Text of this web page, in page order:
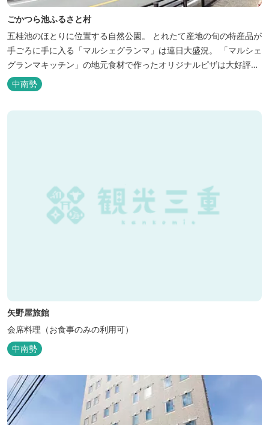
ごかつら池ふるさと村
五桂池のほとりに位置する自然公園。 とれたて産地の旬の特産品が
手ごろに手に入る「マルシェグランマ」は連日大盛況。 「マルシェ
グランマキッチン」の地元食材で作ったオリジナルピザは大好評！
バーベキューも楽しめます。食材と必要な道具がセットになった
「手ぶらバーベキューセット」も人気です。 『ごかつら池どうぶつ
中南勢
矢野屋旅館
会席料理（お食事のみの利用可）
中南勢